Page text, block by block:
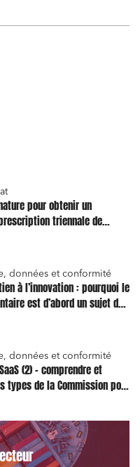
pour obtenir un
triennale de
données et conformité
à l’innovation : pourquoi le
est d’abord un sujet de
données et conformité
(2) – comprendre et
types de la Commission pour